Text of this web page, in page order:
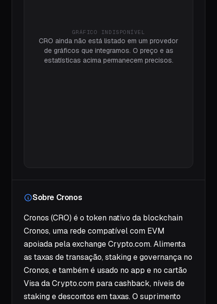
GRÁFICO INDISPONÍVEL
CRO ainda não está listado em um provedor
de gráficos que integramos. O preço e as
estatísticas acima permanecem precisos.
Sobre Cronos
Cronos (CRO) é o token nativo da blockchain
Cronos, uma rede compatível com EVM
apoiada pela exchange Crypto.com. Alimenta
as taxas de transação, staking e governança no
Cronos, e também é usado no app e no cartão
Visa da Crypto.com para cashback, níveis de
staking e descontos em taxas. O suprimento